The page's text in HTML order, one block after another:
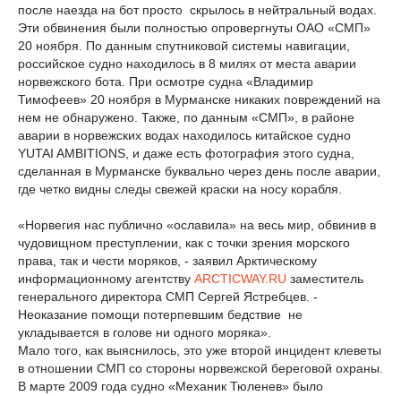
после наезда на бот просто скрылось в нейтральный водах.
Эти обвинения были полностью опровергнуты ОАО «СМП»
20 ноября. По данным спутниковой системы навигации,
российское судно находилось в 8 милях от места аварии
норвежского бота. При осмотре судна «Владимир
Тимофеев» 20 ноября в Мурманске никаких повреждений на
нем не обнаружено. Также, по данным «СМП», в районе
аварии в норвежских водах находилось китайское судно
YUTAI AMBITIONS, и даже есть фотография этого судна,
сделанная в Мурманске буквально через день после аварии,
где четко видны следы свежей краски на носу корабля.
«Норвегия нас публично «ославила» на весь мир, обвинив в
чудовищном преступлении, как с точки зрения морского
права, так и чести моряков, - заявил Арктическому
информационному агентству ARCTICWAY.RU заместитель
генерального директора СМП Сергей Ястребцев. -
Неоказание помощи потерпевшим бедствие не
укладывается в голове ни одного моряка».
Мало того, как выяснилось, это уже второй инцидент клеветы
в отношении СМП со стороны норвежской береговой охраны.
В марте 2009 года судно «Механик Тюленев» было